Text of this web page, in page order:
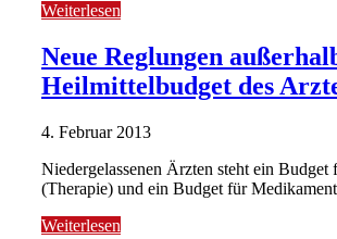
Weiterlesen
Neue Reglungen
Heilmittelbudget des
4. Februar 2013
Niedergelassenen Ärzten steht ein
(Therapie) und ein Budget für
Weiterlesen